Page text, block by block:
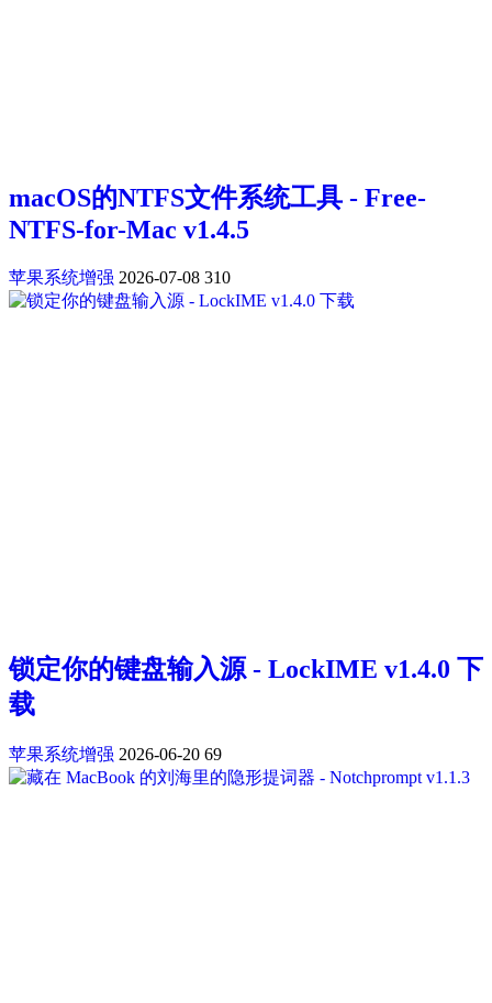
macOS的NTFS文件系统工具 - Free-
NTFS-for-Mac v1.4.5
苹果系统增强 2026-07-08 310
锁定你的键盘输入源 - LockIME v1.4.0 下
载
苹果系统增强 2026-06-20 69